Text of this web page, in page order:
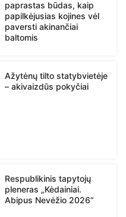
paprastas būdas, kaip
papilkėjusias kojines vėl
paversti akinančiai
baltomis
Ažytėnų tilto statybvietėje
– akivaizdūs pokyčiai
Respublikinis tapytojų
pleneras „Kėdainiai.
Abipus Nevėžio 2026“